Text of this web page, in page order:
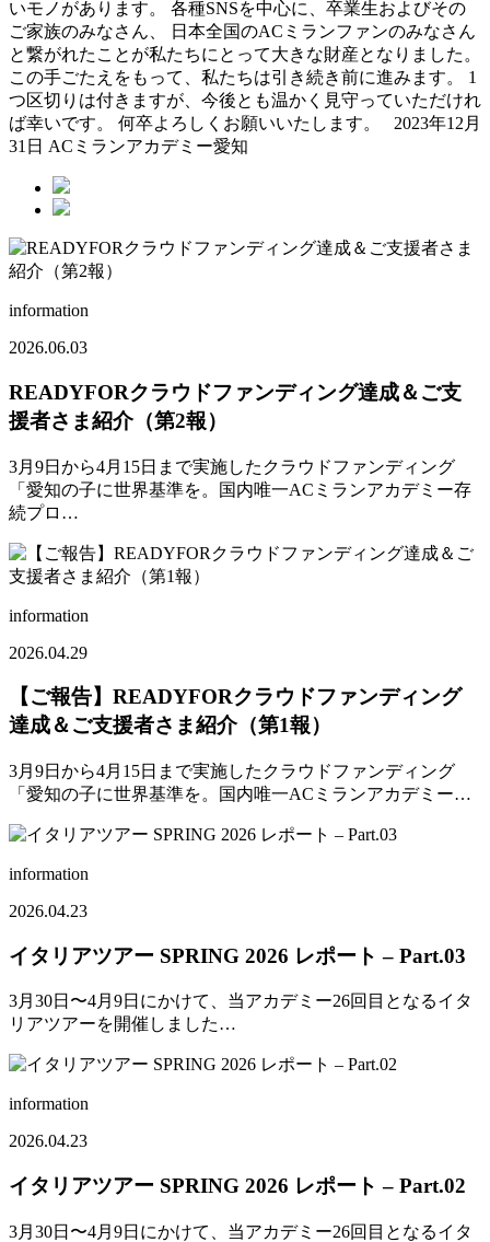
いモノがあります。 各種SNSを中心に、卒業生およびその
ご家族のみなさん、 日本全国のACミランファンのみなさん
と繋がれたことが私たちにとって大きな財産となりました。
この手ごたえをもって、私たちは引き続き前に進みます。 1
つ区切りは付きますが、今後とも温かく見守っていただけれ
ば幸いです。 何卒よろしくお願いいたします。 2023年12月
31日 ACミランアカデミー愛知
information
2026.06.03
READYFORクラウドファンディング達成＆ご支
援者さま紹介（第2報）
3月9日から4月15日まで実施したクラウドファンディング
「愛知の子に世界基準を。国内唯一ACミランアカデミー存
続プロ…
information
2026.04.29
【ご報告】READYFORクラウドファンディング
達成＆ご支援者さま紹介（第1報）
3月9日から4月15日まで実施したクラウドファンディング
「愛知の子に世界基準を。国内唯一ACミランアカデミー…
information
2026.04.23
イタリアツアー SPRING 2026 レポート – Part.03
3月30日〜4月9日にかけて、当アカデミー26回目となるイタ
リアツアーを開催しました…
information
2026.04.23
イタリアツアー SPRING 2026 レポート – Part.02
3月30日〜4月9日にかけて、当アカデミー26回目となるイタ